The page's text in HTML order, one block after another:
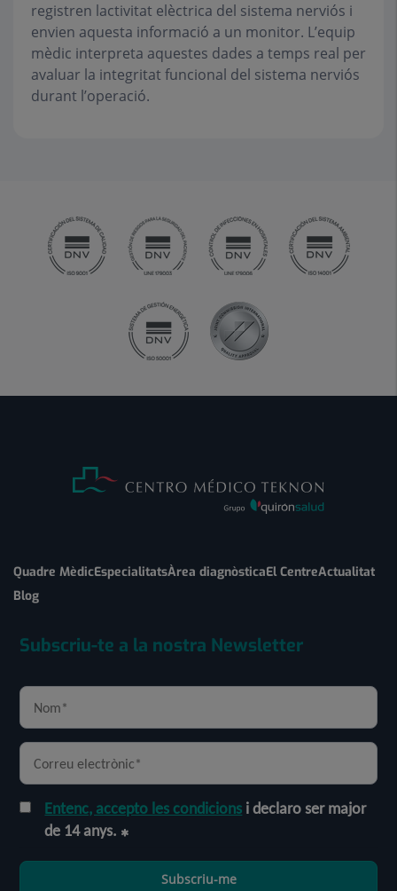
registren lactivitat elèctrica del sistema nerviós i
envien aquesta informació a un monitor. L’equip
mèdic interpreta aquestes dades a temps real per
avaluar la integritat funcional del sistema nerviós
durant l’operació.
Quadre MèdicEspecialitatsÀrea diagnòsticaEl CentreActualitat
Blog
Subscriu-te a la nostra Newsletter
Entenc, accepto les condicions i declaro ser major
de 14 anys.
Subscriu-me